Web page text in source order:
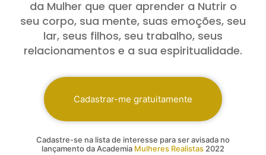
da Mulher que quer aprender a Nutrir o
seu corpo, sua mente, suas emoções, seu
lar, seus filhos, seu trabalho, seus
relacionamentos e a sua espiritualidade.
Cadastrar-me gratuitamente
Cadastre-se na lista de interesse para ser avisada no
lançamento da Academia Mulheres Realistas 2022